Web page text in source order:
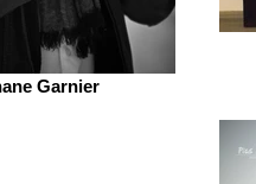
Garnier